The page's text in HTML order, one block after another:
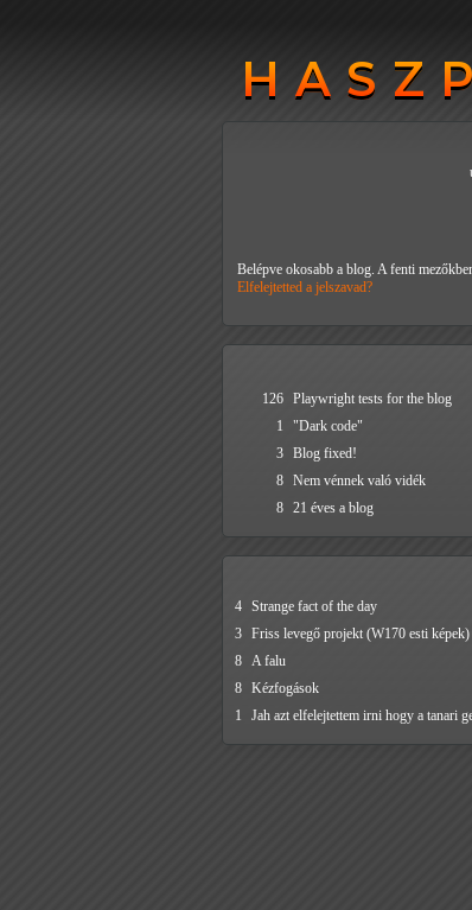
Belépve okosabb a blog. A fenti
Elfelejtetted a jelszavad?
126 Playwright tests for the blog
1
"Dark code"
3 Blog fixed!
8 Nem vénnek való vidék
8 21 éves a blog
4 Strange fact of the day
3 Friss levegő projekt (W170 esti képek)
8 A falu
8 Kézfogások
1
Jah azt elfelejtettem irni hogy a tanari